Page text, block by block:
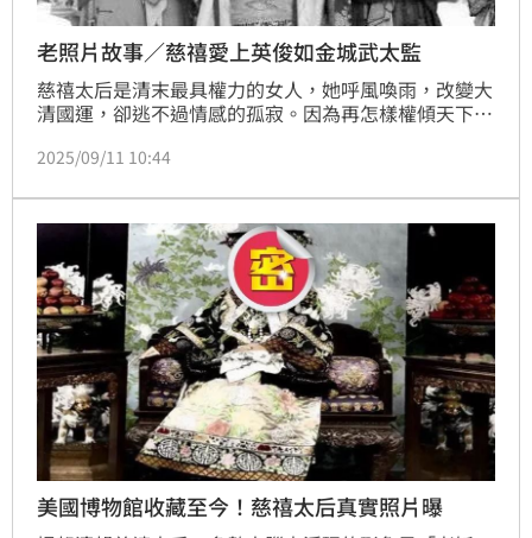
老照片故事／慈禧愛上英俊如金城武太監
慈禧太后是清末最具權力的女人，她呼風喚雨，改變大
清國運，卻逃不過情感的孤寂。因為再怎樣權傾天下，
如金城武的太監「小安子」安德海出現，一段太后愛上
時，慈禧太后崩潰大病，從此不相信愛情……………
2025/09/11 10:44
美國博物館收藏至今！慈禧太后真實照片曝